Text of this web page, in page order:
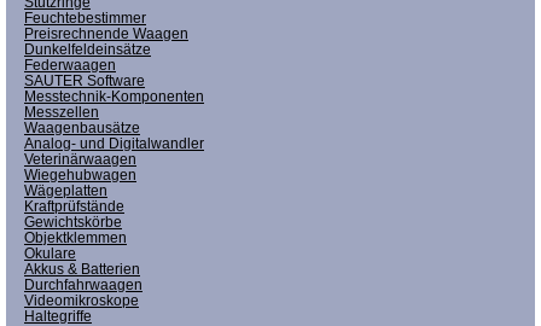
Feuchtebestimmer
Preisrechnende Waagen
Dunkelfeldeinsätze
Federwaagen
SAUTER Software
Messtechnik-Komponenten
Messzellen
Waagenbausätze
Analog- und Digitalwandler
Veterinärwaagen
Wiegehubwagen
Wägeplatten
Kraftprüfstände
Gewichtskörbe
Objektklemmen
Okulare
Akkus & Batterien
Durchfahrwaagen
Videomikroskope
Haltegriffe